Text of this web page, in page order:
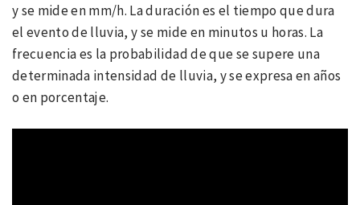
y se mide en mm/h. La duración es el tiempo que dura
el evento de lluvia, y se mide en minutos u horas. La
frecuencia es la probabilidad de que se supere una
determinada intensidad de lluvia, y se expresa en años
o en porcentaje.